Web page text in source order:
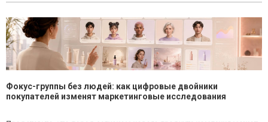
Фокус-группы без людей: как цифровые двойники
покупателей изменят маркетинговые исследования